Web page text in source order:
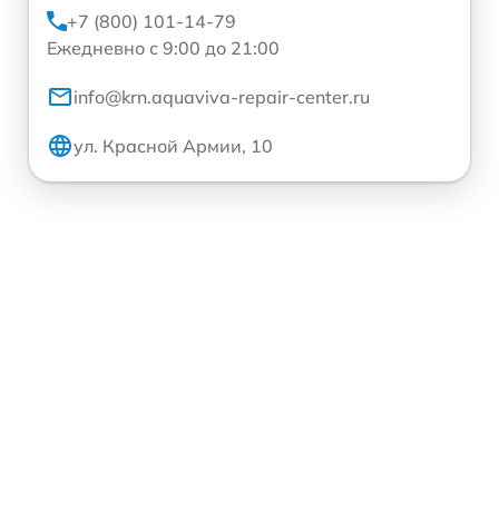
+7 (800) 101-14-79
Ежедневно с 9:00 до 21:00
info@krn.aquaviva-repair-center.ru
ул. Красной Армии, 10